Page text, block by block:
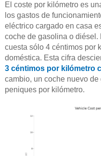
El coste por kilómetro es
los gastos de
eléctrico cargado en casa
coche de gasolina o diésel.
cuesta sólo 4 céntimos por
doméstica. Esta cifra
3 céntimos por kilómetro
cambio, un coche nuevo
peniques por kilómetro.